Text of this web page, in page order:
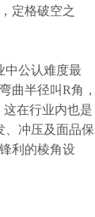
定格破空之
中公认难度最
曲半径叫R角，
在行业内也是
、冲压及面品保
利的棱角设